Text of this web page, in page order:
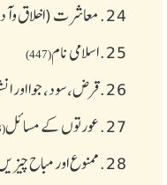
24. معاشرت (اخلاق
25. اسلامی نام(447)
26. قرض،سود، جوا اور
27. عورتوں کے مسائل(323)
28. ممنوع اور مباح چیز